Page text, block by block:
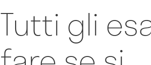
Tutti gli